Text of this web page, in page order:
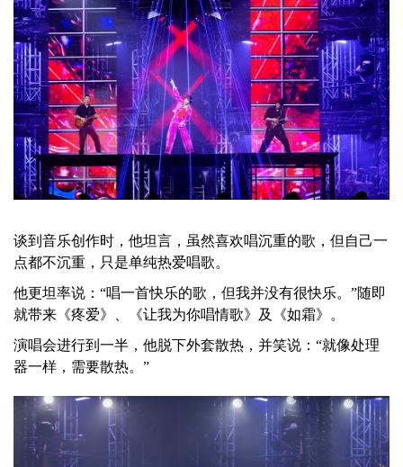
谈到音乐创作时，他坦言，虽然喜欢唱沉重的歌，但自己一
点都不沉重，只是单纯热爱唱歌。
他更坦率说：“唱一首快乐的歌，但我并没有很快乐。”随即
就带来《疼爱》、《让我为你唱情歌》及《如霜》。
演唱会进行到一半，他脱下外套散热，并笑说：“就像处理
器一样，需要散热。”